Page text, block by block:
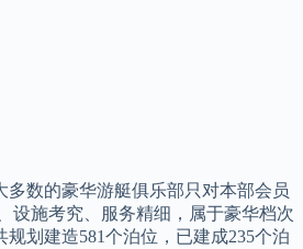
数的豪华游艇俱乐部只对本部会员
设施考究、服务精细，属于豪华档次
划建造581个泊位，已建成235个泊